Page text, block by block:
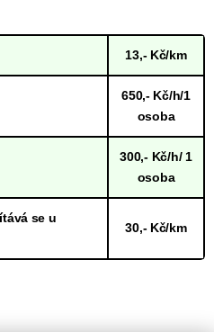
13,- Kč/km
650,- Kč/h/1
osoba
300,- Kč/h/ 1
osoba
se u
30,- Kč/km